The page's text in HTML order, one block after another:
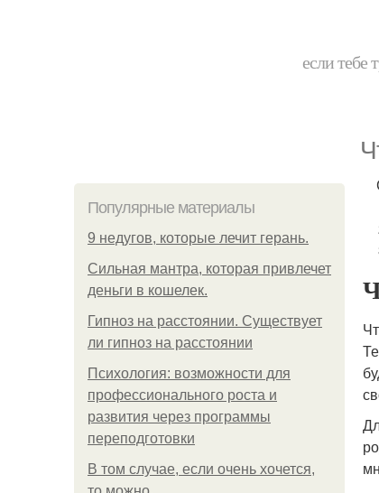
если тебе
Популярные материалы
9 недугов, которые лечит герань.
Сильная мантра, которая привлечет
деньги в кошелек.
Гипноз на расстоянии. Существует
ли гипноз на расстоянии
Психология: возможности для
профессионального роста и
развития через программы
переподготовки
В том случае, если очень хочется,